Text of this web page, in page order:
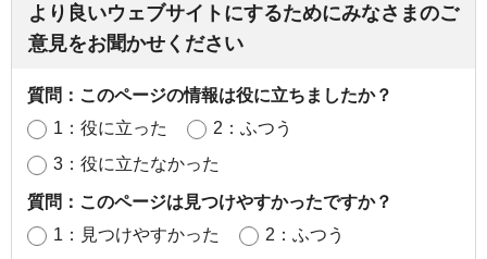
より良いウェブサイトにするためにみなさまのご
意見をお聞かせください
質問：このページの情報は役に立ちましたか？
1：役に立った
2：ふつう
3：役に立たなかった
質問：このページは見つけやすかったですか？
1：見つけやすかった
2：ふつう